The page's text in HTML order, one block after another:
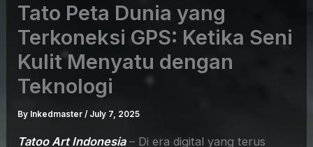
Tato Peta Dunia yang
Terkoneksi GPS: Ketika Seni
Kulit Menyatu dengan
Teknologi
By Inkedmaster/ July 7, 2025
Tatoo Art Indonesia– Di era digital yang terus